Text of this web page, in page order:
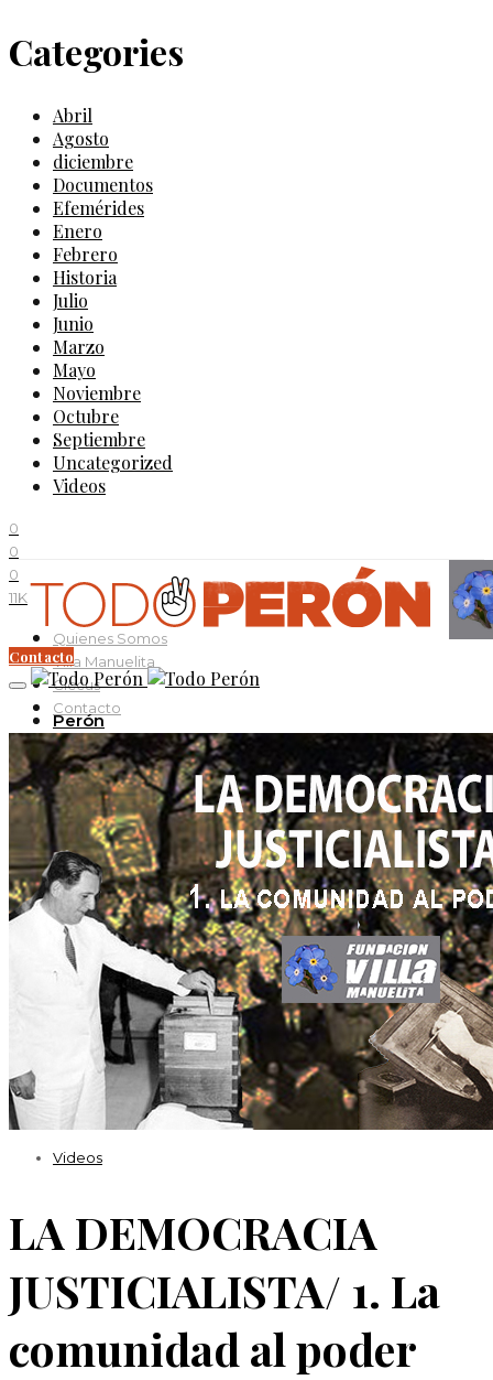
Categories
Abril
Agosto
diciembre
Documentos
Efemérides
Enero
Febrero
Historia
Julio
Junio
Marzo
Mayo
Noviembre
Octubre
Septiembre
Uncategorized
Videos
0
0
0
11K
Quienes Somos
Villa Manuelita
Ciccus
Contacto
Contacto
Perón
Evita
Documentos
Curso Evita Capitana
Videos
Efemérides
Videos
LA DEMOCRACIA
JUSTICIALISTA/ 1. La
comunidad al poder